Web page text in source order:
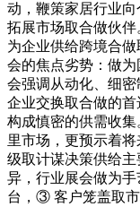
动，鞭策家居行业
拓展市场取合做伙伴
为企业供给跨境合
会的焦点劣势：做
会强调从动化、细
企业交换取合做的首
构成慎密的供需收
里市场，更预示着
级取计谋决策供给
异，行业展会做为
台，③ 客户笼盖取